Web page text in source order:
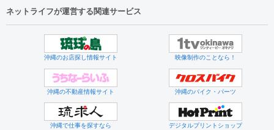
ネットライフが運営する関連サービス
沖縄のお店探し情報サイト 映像制作のことなら！
沖縄の不動産情報サイト 沖縄のバイク・パーツ
沖縄で仕事を探すなら デジタルプリントショップ